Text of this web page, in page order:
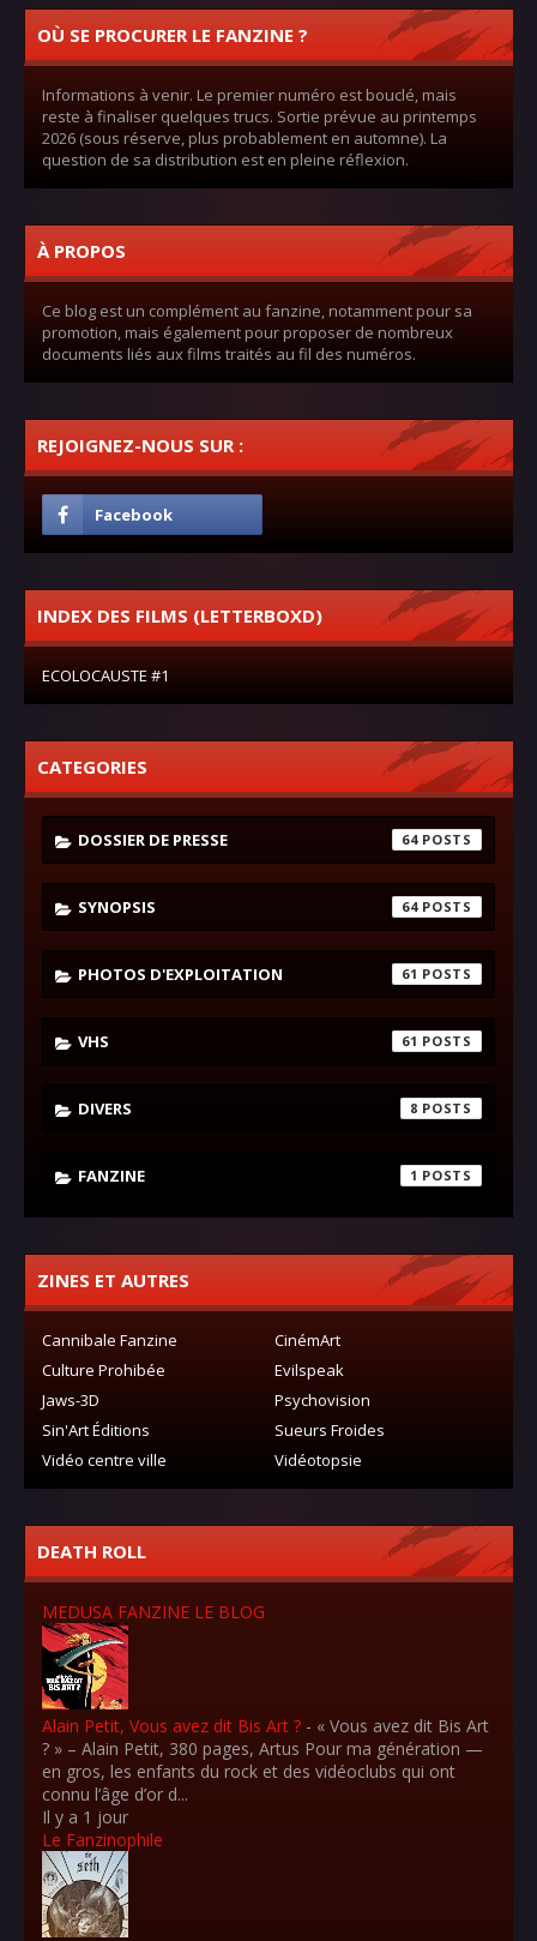
OÙ SE PROCURER LE FANZINE ?
Informations à venir. Le premier numéro est bouclé, mais
reste à finaliser quelques trucs. Sortie prévue au printemps
2026 (sous réserve, plus probablement en automne). La
question de sa distribution est en pleine réflexion.
À PROPOS
Ce blog est un complément au fanzine, notamment pour sa
promotion, mais également pour proposer de nombreux
documents liés aux films traités au fil des numéros.
REJOIGNEZ-NOUS SUR :
INDEX DES FILMS (LETTERBOXD)
ECOLOCAUSTE #1
CATEGORIES
DOSSIER DE PRESSE 64
SYNOPSIS 64
PHOTOS D'EXPLOITATION 61
VHS 61
DIVERS 8
FANZINE 1
ZINES ET AUTRES
Cannibale Fanzine
CinémArt
Culture Prohibée
Evilspeak
Jaws-3D
Psychovision
Sin'Art Éditions
Sueurs Froides
Vidéo centre ville
Vidéotopsie
DEATH ROLL
MEDUSA FANZINE LE BLOG
Alain Petit, Vous avez dit Bis Art ? - « Vous avez dit Bis Art
? » – Alain Petit, 380 pages, Artus Pour ma génération —
en gros, les enfants du rock et des vidéoclubs qui ont
connu l’âge d’or d...
Il y a 1 jour
Le Fanzinophile